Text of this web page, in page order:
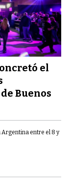
el
Buenos
Argentina entre el 8 y